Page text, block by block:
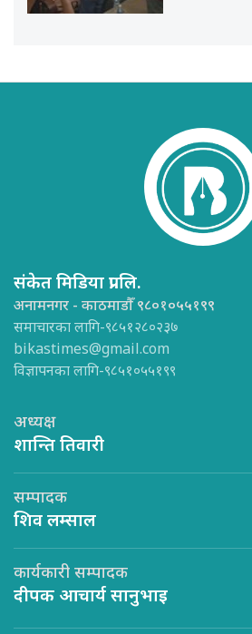
संकेत मिडिया प्रा.लि.
अनामनगर - काठमाडौँ ९८०१०५५१९९
समाचारका लागि-९८५१२८०२३७
bikastimes@gmail.com
विज्ञापनका लागि-९८५१०५५१९९
अध्यक्ष
शान्ति तिवारी
सम्पादक
शिव लम्साल
कार्यकारी सम्पादक
दीपक आचार्य सानुभाइ